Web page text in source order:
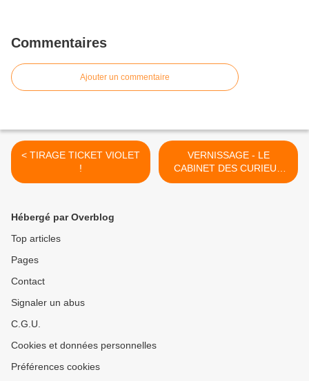
Commentaires
Ajouter un commentaire
< TIRAGE TICKET VIOLET
!
VERNISSAGE - LE
CABINET DES CURIEUX
BIZARRES #3 - Vendredi 23
Hébergé par Overblog
Top articles
Pages
Contact
Signaler un abus
C.G.U.
Cookies et données personnelles
Préférences cookies